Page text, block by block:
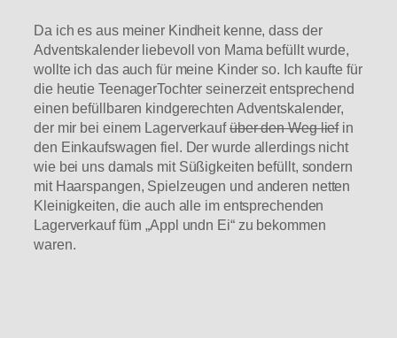
Da ich es aus meiner Kindheit kenne, dass der
Adventskalender liebevoll von Mama befüllt wurde,
wollte ich das auch für meine Kinder so. Ich kaufte für
die heutie TeenagerTochter seinerzeit entsprechend
einen befüllbaren kindgerechten Adventskalender,
der mir bei einem Lagerverkaufüber den Weg liefin
den Einkaufswagen fiel. Der wurde allerdings nicht
wie bei uns damals mit Süßigkeiten befüllt, sondern
mit Haarspangen, Spielzeugen und anderen netten
Kleinigkeiten, die auch alle im entsprechenden
Lagerverkauf fürn „Appl undn Ei“ zu bekommen
waren.